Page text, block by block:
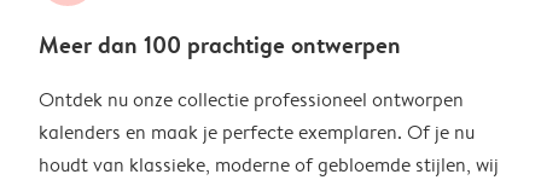
Meer dan 100 prachtige ontwerpen
Ontdek nu onze collectie professioneel ontworpen
kalenders en maak je perfecte exemplaren. Of je nu
houdt van klassieke, moderne of gebloemde stijlen, wij